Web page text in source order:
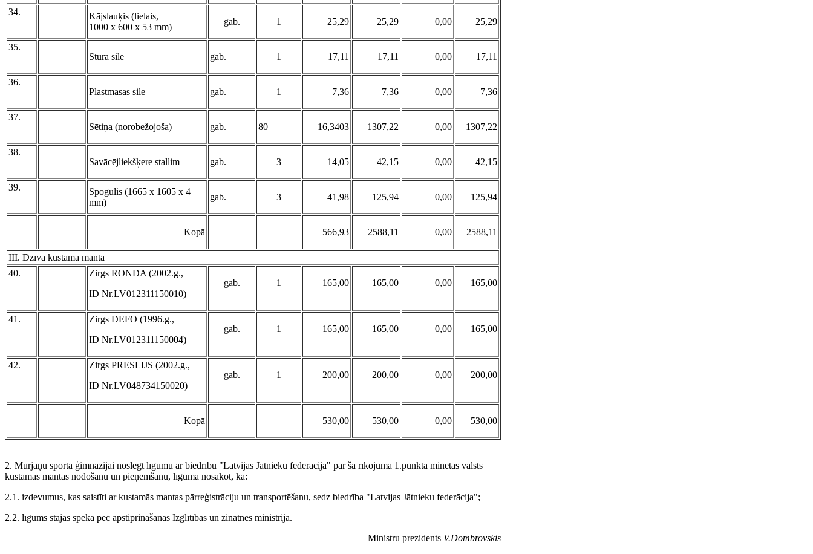
34.
Kājslauķis (lielais,
1000 x 600 x 53 mm)
gab. 1 25,29 25,29 0,00 25,29
35.
Stūra sile
gab. 1 17,11 17,11 0,00 17,11
36.
Plastmasas sile
gab. 1 7,36 7,36 0,00 7,36
37.
Sētiņa (norobežojoša)
gab. 80 16,3403 1307,22 0,00 1307,22
38.
Savācējliekšķere stallim
gab. 3 14,05 42,15 0,00 42,15
39.
Spogulis (1665 x 1605 x 4
mm)
gab. 3 41,98 125,94 0,00 125,94
Kopā 566,93 2588,11 0,00 2588,11
III. Dzīvā kustamā manta
40.
Zirgs RONDA (2002.g.,
ID Nr.LV012311150010)
gab. 1 165,00 165,00 0,00 165,00
41.
Zirgs DEFO (1996.g.,
ID Nr.LV012311150004)
gab. 1 165,00 165,00 0,00 165,00
42.
Zirgs PRESLIJS (2002.g.,
ID Nr.LV048734150020)
gab. 1 200,00 200,00 0,00 200,00
Kopā 530,00 530,00 0,00 530,00
2. Murjāņu sporta ģimnāzijai noslēgt līgumu ar biedrību "Latvijas Jātnieku federācija" par šā rīkojuma 1.punktā minētās valsts
kustamās mantas nodošanu un pieņemšanu, līgumā nosakot, ka:
2.1. izdevumus, kas saistīti ar kustamās mantas pārreģistrāciju un transportēšanu, sedz biedrība "Latvijas Jātnieku federācija";
2.2. līgums stājas spēkā pēc apstiprināšanas Izglītības un zinātnes ministrijā.
Ministru prezidents V.Dombrovskis